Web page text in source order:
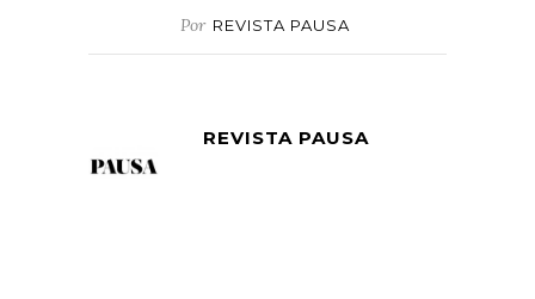
Por REVISTA PAUSA
REVISTA PAUSA